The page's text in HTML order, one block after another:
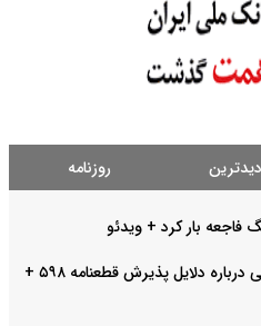
روزنامه
فاجعه بار کرد + ویدئو
سخنرانی دیده نشده آیت‌الله هاشمی درباره دلایل پذیرش قطعنامه ۵۹۸ +